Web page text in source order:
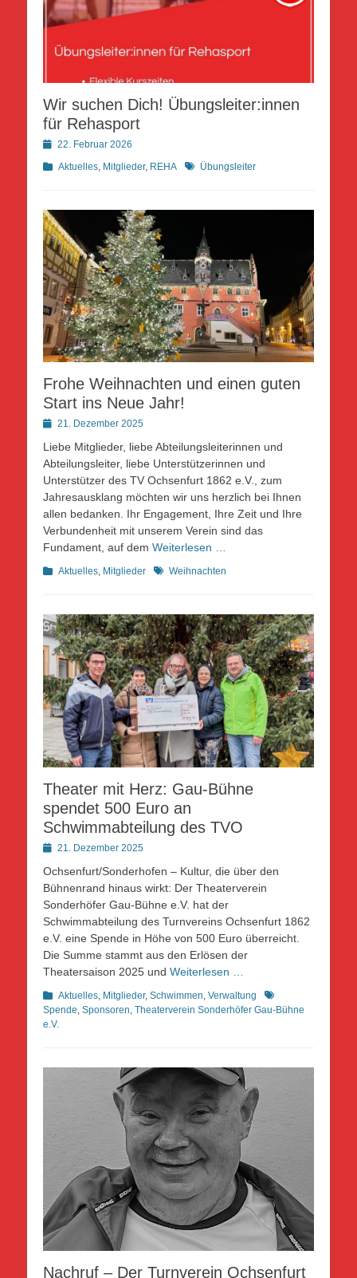
Wir suchen Dich! Übungsleiter:innen
für Rehasport
Posted22. Februar 2026
Kategorien
Aktuelles, Mitglieder, REHA Schlagworte
Übungsleiter
Frohe Weihnachten und einen guten
Start ins Neue Jahr!
Posted21. Dezember 2025
Liebe Mitglieder, liebe Abteilungsleiterinnen und
Abteilungsleiter, liebe Unterstützerinnen und
Unterstützer des TV Ochsenfurt 1862 e.V., zum
Jahresausklang möchten wir uns herzlich bei Ihnen
allen bedanken. Ihr Engagement, Ihre Zeit und Ihre
Verbundenheit mit unserem Verein sind das
Fundament, auf dem Weiterlesen …
Kategorien
Aktuelles, Mitglieder Schlagworte
Weihnachten
Theater mit Herz: Gau-Bühne
spendet 500 Euro an
Schwimmabteilung des TVO
Posted21. Dezember 2025
Ochsenfurt/Sonderhofen – Kultur, die über den
Bühnenrand hinaus wirkt: Der Theaterverein
Sonderhöfer Gau-Bühne e.V. hat der
Schwimmabteilung des Turnvereins Ochsenfurt 1862
e.V. eine Spende in Höhe von 500 Euro überreicht.
Die Summe stammt aus den Erlösen der
Theatersaison 2025 und Weiterlesen …
Kategorien
Aktuelles Mitglieder, Schwimmen Verwaltung
Schlagworte
Spende Sponsoren Theaterverein Sonderhöfer Gau-Bühne
e.V.
Nachruf – Der Turnverein Ochsenfurt